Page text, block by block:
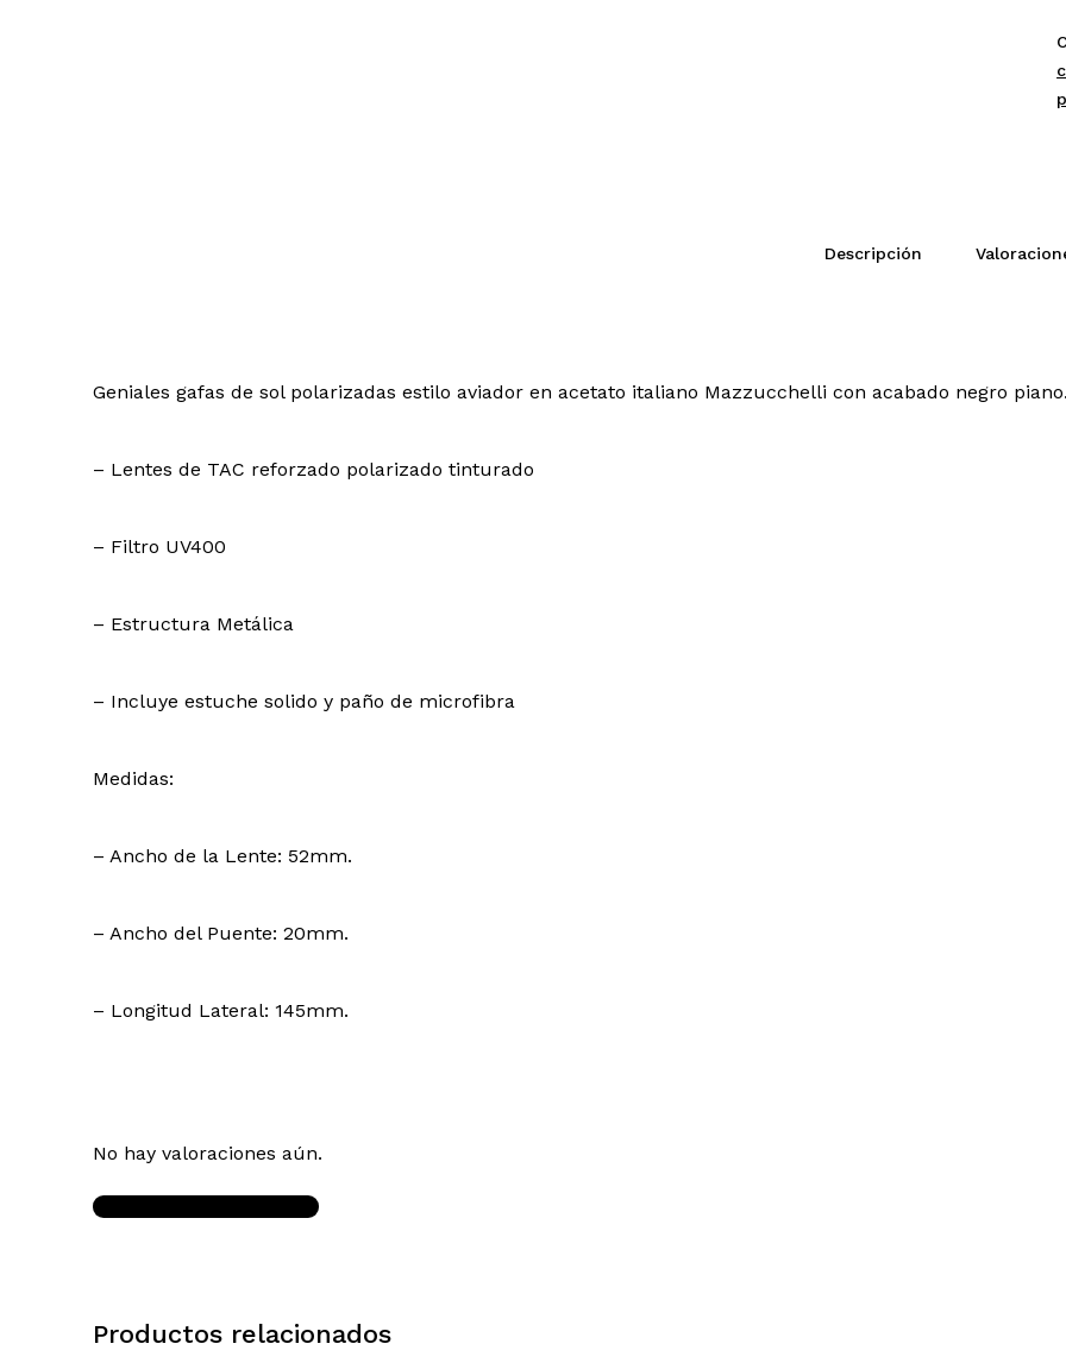
Descripción
Geniales gafas de sol polarizadas estilo aviador en acetato italiano Mazzucchelli con acabado negro piano.
– Lentes de TAC reforzado polarizado tinturado
– Filtro UV400
– Estructura Metálica
– Incluye estuche solido y paño de microfibra
Medidas:
– Ancho de la Lente: 52mm.
– Ancho del Puente: 20mm.
– Longitud Lateral: 145mm.
No hay valoraciones aún.
Productos relacionados